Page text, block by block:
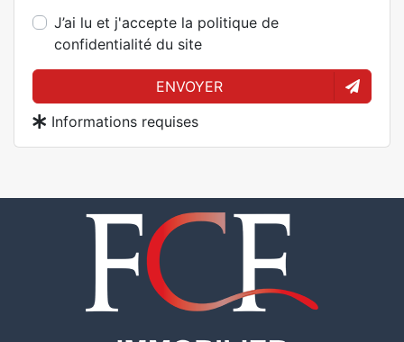
J’ai lu et j'accepte la politique de
confidentialité du site
ENVOYER
Informations requises